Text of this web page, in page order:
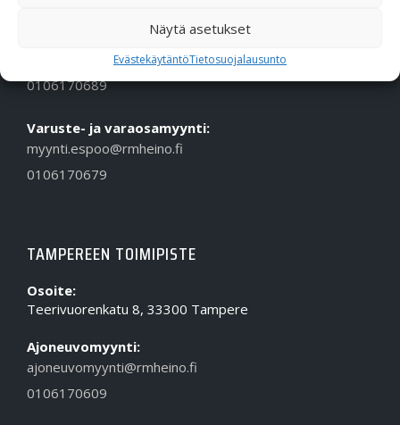
Näytä asetukset
EvästekäytäntöTietosuojalausunto
huolto.espoo@rmheino.fi
0106170689
Varuste- ja varaosamyynti:
myynti.espoo@rmheino.fi
0106170679
TAMPEREEN TOIMIPISTE
Osoite:
Teerivuorenkatu 8, 33300 Tampere
Ajoneuvomyynti:
ajoneuvomyynti@rmheino.fi
0106170609